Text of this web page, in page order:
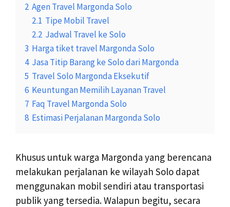
2 Agen Travel Margonda Solo
2.1 Tipe Mobil Travel
2.2 Jadwal Travel ke Solo
3 Harga tiket travel Margonda Solo
4 Jasa Titip Barang ke Solo dari Margonda
5 Travel Solo Margonda Eksekutif
6 Keuntungan Memilih Layanan Travel
7 Faq Travel Margonda Solo
8 Estimasi Perjalanan Margonda Solo
Khusus untuk warga Margonda yang berencana
melakukan perjalanan ke wilayah Solo dapat
menggunakan mobil sendiri atau transportasi
publik yang tersedia. Walapun begitu, secara